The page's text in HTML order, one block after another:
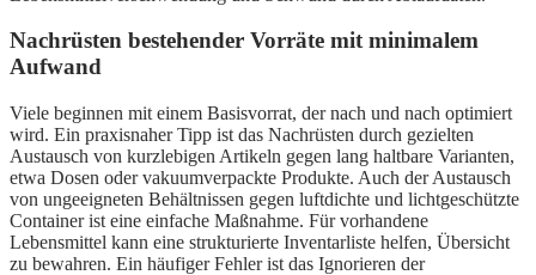
Nachrüsten bestehender Vorräte mit minimalem
Aufwand
Viele beginnen mit einem Basisvorrat, der nach und nach optimiert
wird. Ein praxisnaher Tipp ist das Nachrüsten durch gezielten
Austausch von kurzlebigen Artikeln gegen lang haltbare Varianten,
etwa Dosen oder vakuumverpackte Produkte. Auch der Austausch
von ungeeigneten Behältnissen gegen luftdichte und lichtgeschützte
Container ist eine einfache Maßnahme. Für vorhandene
Lebensmittel kann eine strukturierte Inventarliste helfen, Übersicht
zu bewahren. Ein häufiger Fehler ist das Ignorieren der